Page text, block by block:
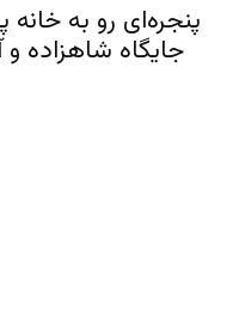
پنجره‌ای رو به خانه